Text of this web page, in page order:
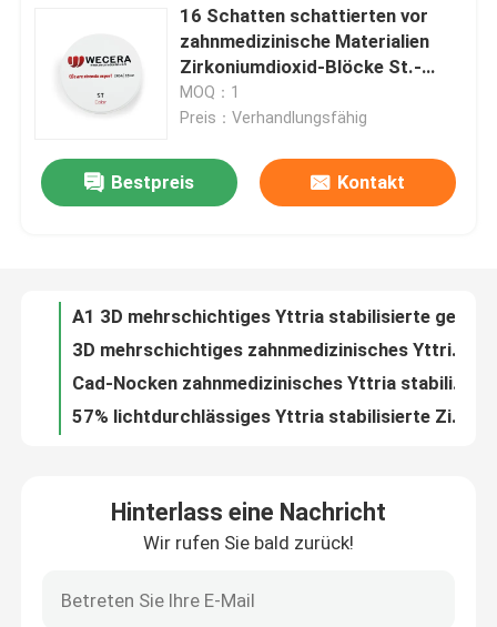
Produkte
VR-Show
Qualitätskontrolle
16 Schatten schattierten vor
zahnmedizinische Materialien
Zirkoniumdioxid-Blöcke St.-
Farbe-CAD-Nockens
MOQ：1
Preis：Verhandlungsfähig
Bestpreis Kontakt
16 Schatten 1050Mpa Yttria stabilisierten Zirkoniumdioxid hohes lichtdurchlässiges Amann Girrbach
57% lichtdurchlässiges Yttria stabilisierte Zirkonium Preshaded mehrschichtiges A1 98*18mm
98*25mm A1 Dental CAD CAM Yttria Stabilisierte Zirkonie 3D Plus Mehrschicht Zirkonie Block
Hinterlass eine Nachricht
Wir rufen Sie bald zurück!